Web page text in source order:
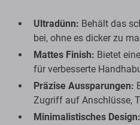
Ultradünn: Behält das
bei, ohne es dicker zu
Mattes Finish: Bietet
für verbesserte
Präzise Aussparungen:
Zugriff auf Anschlüsse,
Minimalistisches Design: